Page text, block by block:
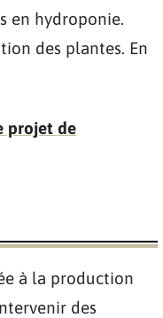
en hydroponie.
des plantes. En
projet de
à la production
des